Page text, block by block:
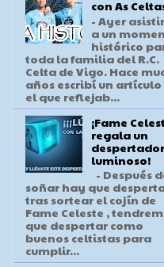
con As
- Ayer
a un
histórico
toda la familia del R.C.
Celta de Vigo. Hace
años escribí un artículo
el que reflejab...
¡Fame
regala un
despertador
luminoso!
- Después
soñar hay que
tras sortear el cojín de
Fame Celeste ,
que despertar como
buenos celtistas para
cumplir...